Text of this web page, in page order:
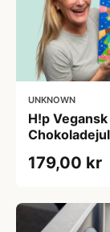
UNKNOWN
H!p Vegansk
179,00 kr